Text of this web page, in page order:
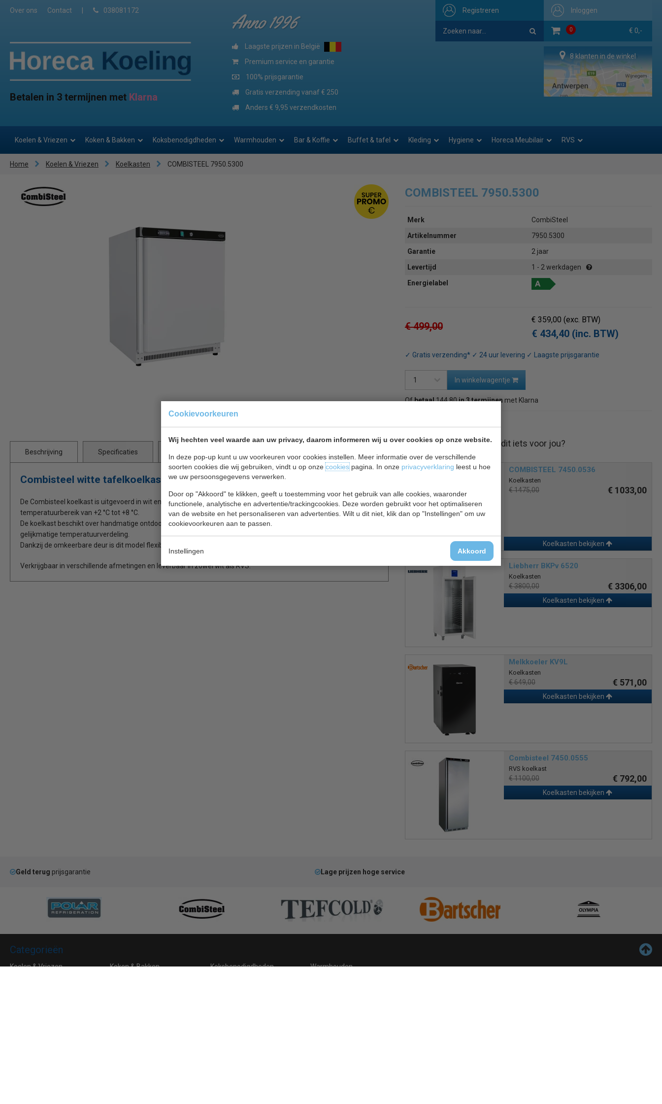
Cookievoorkeuren
Wij hechten veel waarde aan uw privacy, daarom informeren wij u over cookies op onze website.
In deze pop-up kunt u uw voorkeuren voor cookies instellen. Meer informatie over de verschillende
soorten cookies die wij gebruiken, vindt u op onzecookiespagina. In onze privacyverklaring leest u hoe
we uw persoonsgegevens verwerken.
Door op "Akkoord" te klikken, geeft u toestemming voor het gebruik van alle cookies, waaronder
functionele, analytische en advertentie/trackingcookies. Deze worden gebruikt voor het optimaliseren
van de website en het personaliseren van advertenties. Wilt u dit niet, klik dan op "Instellingen" om uw
cookievoorkeuren aan te passen.
Instellingen Akkoord
Over ons Contact 038081172 Inloggen
0 € 0,-
Registreren
Betalen in 3 termijnen met Klarna
Anno 1996
Laagste prijzen in België
Premium service en garantie
100% prijsgarantie
Gratis verzending vanaf € 250
Anders € 9,95 verzendkosten
8 klanten in de winkel
Koelen & Vriezen Koken & Bakken Koksbenodigdheden Warmhouden Bar & Koffie Buffet & tafel Kleding Hygiene Horeca Meubilair RVS
Home Koelen & Vriezen Koelkasten COMBISTEEL 7950.5300
COMBISTEEL 7950.5300
Merk
CombiSteel
Artikelnummer
7950.5300
Garantie
2 jaar
Levertijd
1 - 2 werkdagen
Energielabel
€ 499,00
€ 359,00(exc. BTW)
€ 434,40 (inc. BTW)
✓ Gratis verzending* ✓ 24 uur levering ✓ Laagste prijsgarantie
In winkelwagentje
Ofbetaal144,80in 3 termijnen met Klarna
Terug naar overzicht
Beschrijving Specificaties
Combisteel witte tafelkoelkast
De Combisteel koelkast is uitgevoerd in wit en biedt een betrouwbare koelprestatie met een instelbaar
temperatuurbereik van +2 °C tot +8 °C.
De koelkast beschikt over handmatige ontdooiing, een overzichtelijke digitale bediening en statische koeling voor
gelijkmatige temperatuurverdeling.
Dankzij de omkeerbare deur is dit model flexibel te plaatsen in elke ruimte.
Verkrijgbaar in verschillende afmetingen en leverbaar in zowel wit als RVS.
Is dit iets voor jou?
COMBISTEEL 7450.0536
Koelkasten
€ 1475,00 € 1033,00
Koelkasten bekijken
Liebherr BKPv 6520
Koelkasten
€ 3800,00 € 3306,00
Koelkasten bekijken
Melkkoeler KV9L
Koelkasten
€ 649,00 € 571,00
Koelkasten bekijken
Combisteel 7450.0555
RVS koelkast
€ 1100,00 € 792,00
Koelkasten bekijken
Geld terug prijsgarantie Lage prijzen hoge service
Categorieën
Koelen & Vriezen Koken & Bakken Koksbenodigdheden
Warmhouden